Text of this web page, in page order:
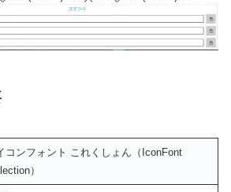
コンフォント これくしょん（IconFont
）